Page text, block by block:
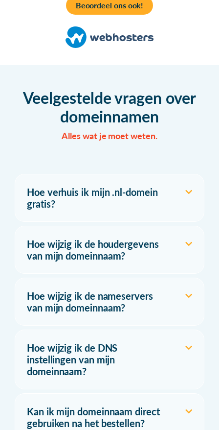
Beoordeel ons ook!
Veelgestelde vragen over
domeinnamen
Alles wat je moet weten.
Hoe verhuis ik mijn .nl-domein
gratis?
Hoe wijzig ik de houdergevens
van mijn domeinnaam?
Hoe wijzig ik de nameservers
van mijn domeinnaam?
Hoe wijzig ik de DNS
instellingen van mijn
domeinnaam?
Kan ik mijn domeinnaam direct
gebruiken na het bestellen?